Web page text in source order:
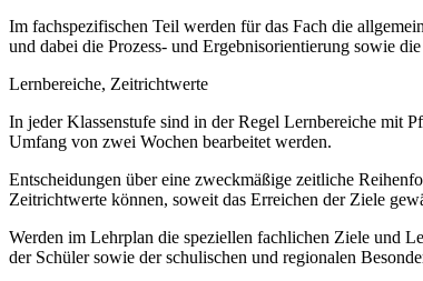
Im fachspezifischen Teil werden für das Fach die
und dabei die Prozess- und Ergebnisorientierung sowie
Lernbereiche, Zeitrichtwerte
In jeder Klassenstufe sind in der Regel Lernbereiche mit
Umfang von zwei Wochen bearbeitet werden.
Entscheidungen über eine zweckmäßige zeitliche
Zeitrichtwerte können, soweit das Erreichen der Ziele
Werden im Lehrplan die speziellen fachlichen Ziele und
der Schüler sowie der schulischen und regionalen